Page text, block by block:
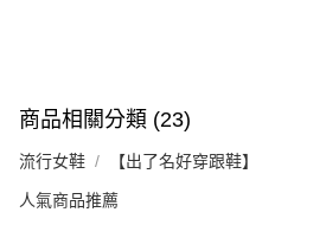
商品相關分類 (23)
流行女鞋 【出了名好穿跟鞋】
人氣商品推薦